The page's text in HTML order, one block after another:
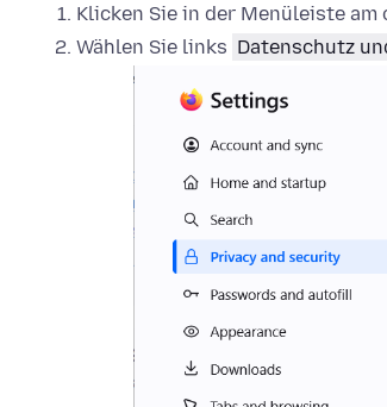
Klicken Sie in der Menüleiste
Wählen Sie links Datenschutz